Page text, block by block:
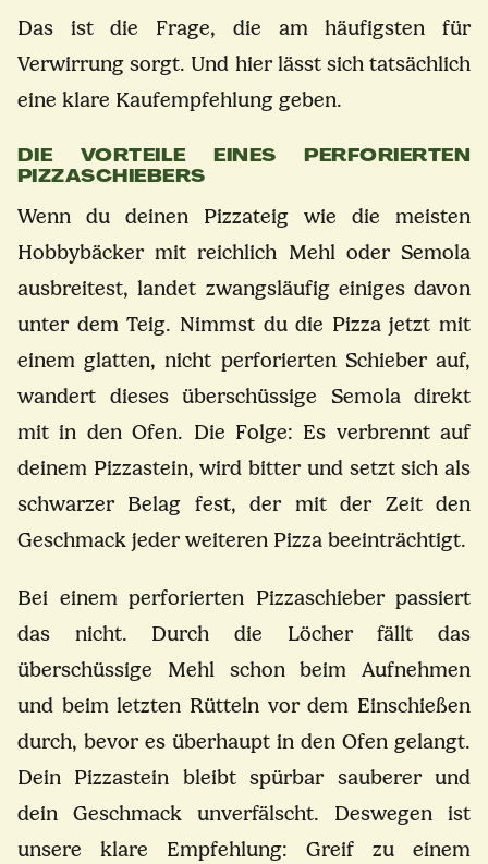
Das ist die Frage, die am häufigsten für
Verwirrung sorgt. Und hier lässt sich tatsächlich
eine klare Kaufempfehlung geben.
DIE VORTEILE EINES PERFORIERTEN
PIZZASCHIEBERS
Wenn du deinen Pizzateig wie die meisten
Hobbybäcker mit reichlich Mehl oder Semola
ausbreitest, landet zwangsläufig einiges davon
unter dem Teig. Nimmst du die Pizza jetzt mit
einem glatten, nicht perforierten Schieber auf,
wandert dieses überschüssige Semola direkt
mit in den Ofen. Die Folge: Es verbrennt auf
deinem Pizzastein, wird bitter und setzt sich als
schwarzer Belag fest, der mit der Zeit den
Geschmack jeder weiteren Pizza beeinträchtigt.
Bei einem perforierten Pizzaschieber passiert
das nicht. Durch die Löcher fällt das
überschüssige Mehl schon beim Aufnehmen
und beim letzten Rütteln vor dem Einschießen
durch, bevor es überhaupt in den Ofen gelangt.
Dein Pizzastein bleibt spürbar sauberer und
dein Geschmack unverfälscht. Deswegen ist
unsere klare Empfehlung: Greif zu einem